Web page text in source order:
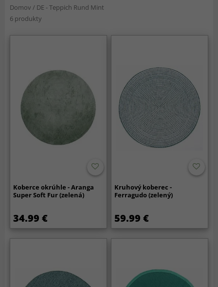
Domov / DE - Teppich Rund Mint
6 produkty
Koberce okrúhle - Aranga
Super Soft Fur (zelená)
34.99 €
Kruhový koberec -
Ferragudo (zelený)
59.99 €